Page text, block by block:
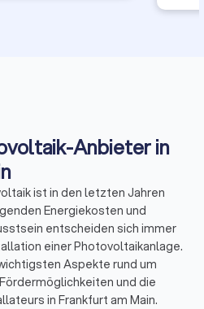
Anbieter in
ist in den letzten Jahren
Energiekosten und
entscheiden sich immer
einer Photovoltaikanlage.
Aspekte rund um
und die
in Frankfurt am Main.